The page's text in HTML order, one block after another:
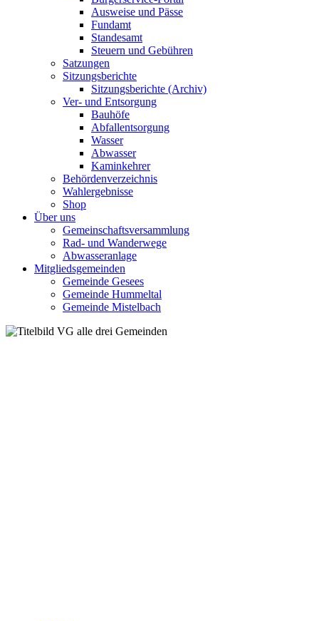
Ausweise und Pässe
Fundamt
Standesamt
Steuern und Gebühren
Satzungen
Sitzungsberichte
Sitzungsberichte (Archiv)
Ver- und Entsorgung
Bauhöfe
Abfallentsorgung
Wasser
Abwasser
Kaminkehrer
Behördenverzeichnis
Wahlergebnisse
Shop
Über uns
Gemeinschaftsversammlung
Rad- und Wanderwege
Abwasseranlage
Mitgliedsgemeinden
Gemeinde Gesees
Gemeinde Hummeltal
Gemeinde Mistelbach